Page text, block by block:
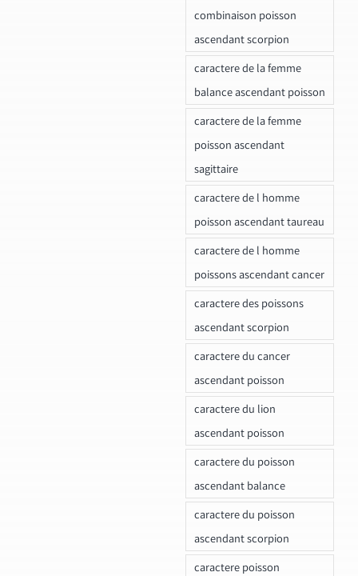
combinaison poisson
ascendant scorpion
caractere de la femme
balance ascendant poisson
caractere de la femme
poisson ascendant
sagittaire
caractere de l homme
poisson ascendant taureau
caractere de l homme
poissons ascendant cancer
caractere des poissons
ascendant scorpion
caractere du cancer
ascendant poisson
caractere du lion
ascendant poisson
caractere du poisson
ascendant balance
caractere du poisson
ascendant scorpion
caractere poisson